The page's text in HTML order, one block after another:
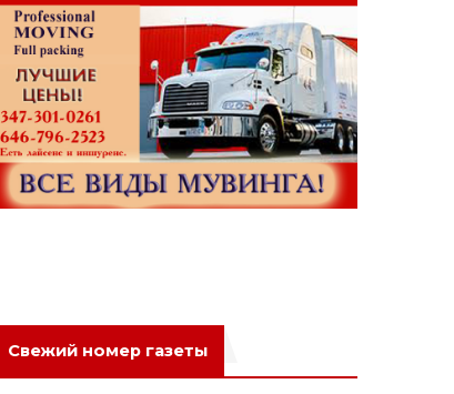
Свежий номер газеты